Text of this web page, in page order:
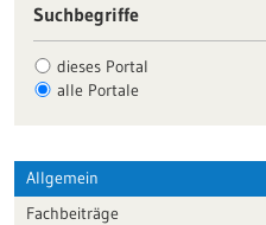
Suchbegriffe
dieses Portal
alle Portale
Allgemein
Fachbeiträge